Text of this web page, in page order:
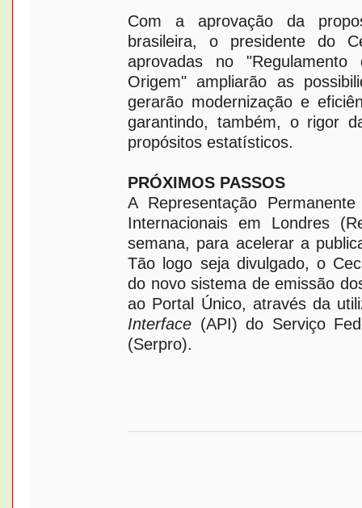
Com a aprovação da
brasileira, o presidente do
aprovadas no
Origem" ampliarão as
gerarão modernização e
garantindo, também, o rigor
propósitos estatísticos.
PRÓXIMOS PASSOS
A Representação
Internacionais em Londres
semana, para acelerar a
Tão logo seja divulgado, o
do novo sistema de emissão
ao Portal Único, através da
Interface (API) do Serviço
(Serpro).